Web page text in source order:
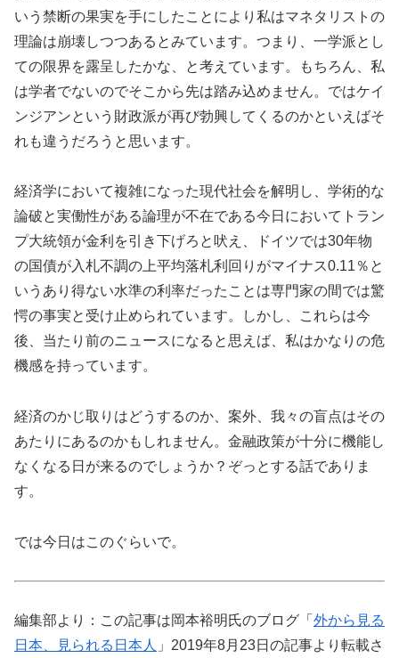
いう禁断の果実を手にしたことにより私はマネタリストの
理論は崩壊しつつあるとみています。つまり、一学派とし
ての限界を露呈したかな、と考えています。もちろん、私
は学者でないのでそこから先は踏み込めません。ではケイ
ンジアンという財政派が再び勃興してくるのかといえばそ
れも違うだろうと思います。
経済学において複雑になった現代社会を解明し、学術的な
論破と実働性がある論理が不在である今日においてトラン
プ大統領が金利を引き下げろと吠え、ドイツでは30年物
の国債が入札不調の上平均落札利回りがマイナス0.11％と
いうあり得ない水準の利率だったことは専門家の間では驚
愕の事実と受け止められています。しかし、これらは今
後、当たり前のニュースになると思えば、私はかなりの危
機感を持っています。
経済のかじ取りはどうするのか、案外、我々の盲点はその
あたりにあるのかもしれません。金融政策が十分に機能し
なくなる日が来るのでしょうか？ぞっとする話でありま
す。
では今日はこのぐらいで。
編集部より：この記事は岡本裕明氏のブログ「 外から見る
日本、見られる日本人 」2019年8月23日の記事より転載さ